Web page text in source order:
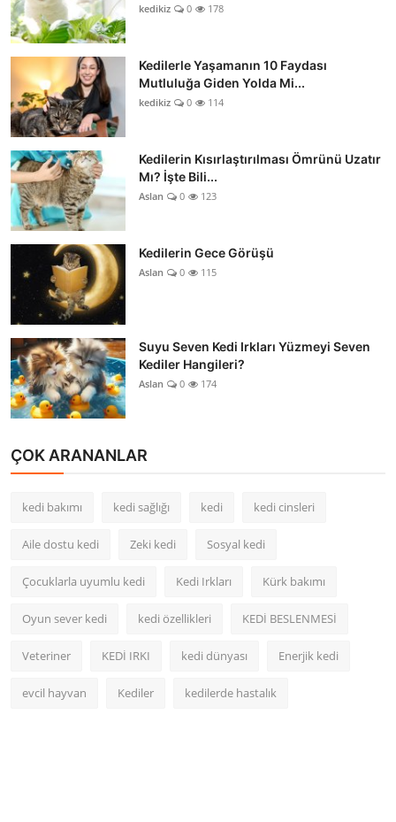
kedikiz 0 178
Kedilerle Yaşamanın 10 Faydası
Mutluluğa Giden Yolda Mi...
kedikiz 0 114
Kedilerin Kısırlaştırılması Ömrünü Uzatır
Mı? İşte Bili...
Aslan 0 123
Kedilerin Gece Görüşü
Aslan 0 115
Suyu Seven Kedi Irkları Yüzmeyi Seven
Kediler Hangileri?
Aslan 0 174
ÇOK ARANANLAR
kedi bakımı kedi sağlığı kedi kedi cinsleri
Aile dostu kedi Zeki kedi Sosyal kedi
Çocuklarla uyumlu kedi Kedi Irkları Kürk bakımı
Oyun sever kedi kedi özellikleri KEDİ BESLENMESİ
Veteriner KEDİ IRKI kedi dünyası Enerjik kedi
evcil hayvan Kediler kedilerde hastalık